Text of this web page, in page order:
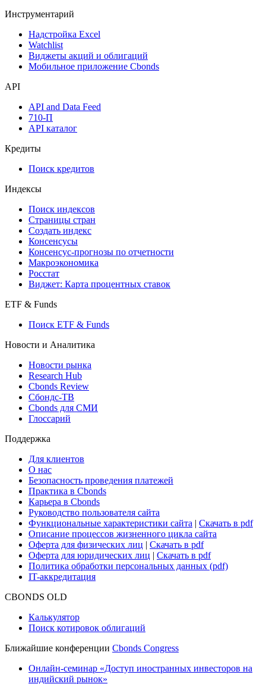
Инструментарий
Надстройка Excel
Watchlist
Виджеты акций и облигаций
Мобильное приложение Cbonds
API
API and Data Feed
710-П
API каталог
Кредиты
Поиск кредитов
Индексы
Поиск индексов
Страницы стран
Создать индекс
Консенсусы
Консенсус-прогнозы по отчетности
Макроэкономика
Росстат
Виджет: Карта процентных ставок
ETF & Funds
Поиск ETF & Funds
Новости и Аналитика
Новости рынка
Research Hub
Cbonds Review
Сбондс-ТВ
Cbonds для СМИ
Глоссарий
Поддержка
Для клиентов
О нас
Безопасность проведения платежей
Практика в Cbonds
Карьера в Cbonds
Руководство пользователя сайта
Функциональные характеристики сайта | Скачать в pdf
Описание процессов жизненного цикла сайта
Оферта для физических лиц | Скачать в pdf
Оферта для юридических лиц | Скачать в pdf
Политика обработки персональных данных (pdf)
IT-аккредитация
CBONDS OLD
Калькулятор
Поиск котировок облигаций
Ближайшие конференции Cbonds Congress
Онлайн-семинар «Доступ иностранных инвесторов на
индийский рынок»